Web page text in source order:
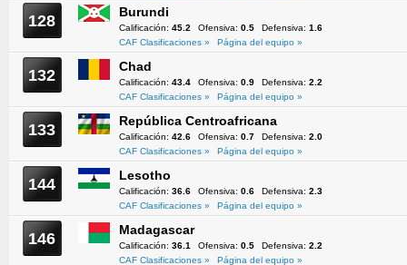
128 Burundi
Calificación: 45.2 Ofensiva: 0.5 Defensiva: 1.6
CAF Clasificaciones »
Página del equipo »
132 Chad
Calificación: 43.4 Ofensiva: 0.9 Defensiva: 2.2
CAF Clasificaciones »
Página del equipo »
133 República Centroafricana
Calificación: 42.6 Ofensiva: 0.7 Defensiva: 2.0
CAF Clasificaciones »
Página del equipo »
144 Lesotho
Calificación: 36.6 Ofensiva: 0.6 Defensiva: 2.3
CAF Clasificaciones »
Página del equipo »
146 Madagascar
Calificación: 36.1 Ofensiva: 0.5 Defensiva: 2.2
CAF Clasificaciones »
Página del equipo »